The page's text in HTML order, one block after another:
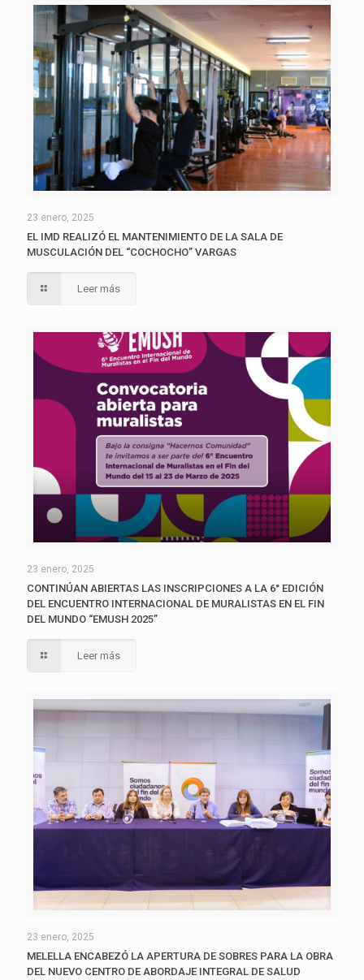
23 enero, 2025
EL IMD REALIZÓ EL MANTENIMIENTO DE LA SALA DE
MUSCULACIÓN DEL “COCHOCHO” VARGAS
Leer más
23 enero, 2025
CONTINÚAN ABIERTAS LAS INSCRIPCIONES A LA 6° EDICIÓN
DEL ENCUENTRO INTERNACIONAL DE MURALISTAS EN EL FIN
DEL MUNDO “EMUSH 2025”
Leer más
23 enero, 2025
MELELLA ENCABEZÓ LA APERTURA DE SOBRES PARA LA OBRA
DEL NUEVO CENTRO DE ABORDAJE INTEGRAL DE SALUD